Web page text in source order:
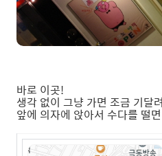
바로 이곳!
생각 없이 그냥 가면 조금 기달
앞에 의자에 앉아서 수다를 떨